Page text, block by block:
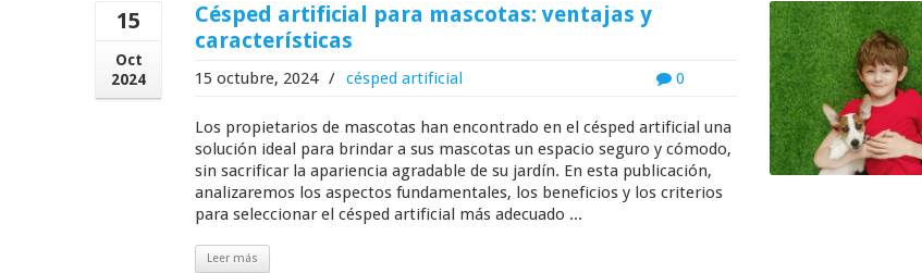
15
Oct
2024
Césped artificial para mascotas: ventajas y
características
0
15 octubre, 2024 / césped artificial
Los propietarios de mascotas han encontrado en el césped artificial una
solución ideal para brindar a sus mascotas un espacio seguro y cómodo,
sin sacrificar la apariencia agradable de su jardín. En esta publicación,
analizaremos los aspectos fundamentales, los beneficios y los criterios
para seleccionar el césped artificial más adecuado ...
Leer más